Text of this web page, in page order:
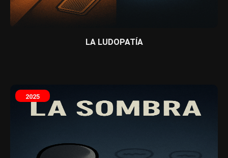
LA LUDOPATÍA
2025